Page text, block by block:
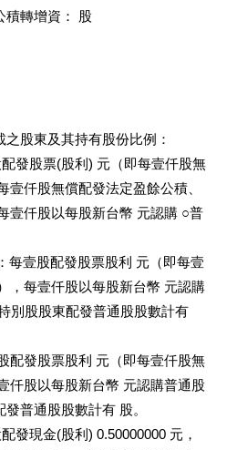
積轉增資： 股
之股東及其持有股份比例：
發股票(股利) 元（即每壹仟股無
壹仟股無償配發法定盈餘公積、
壹仟股以每股新台幣 元認購 ○普
每壹股配發股票股利 元（即每壹
，每壹仟股以每股新台幣 元認購
別股股東配發普通股股數計有
配發股票股利 元（即每壹仟股無
仟股以每股新台幣 元認購普通股
發普通股股數計有 股。
發現金(股利) 0.50000000 元，